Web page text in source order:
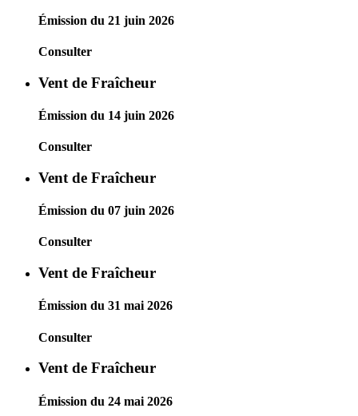
Émission du 21 juin 2026
Consulter
Vent de Fraîcheur
Émission du 14 juin 2026
Consulter
Vent de Fraîcheur
Émission du 07 juin 2026
Consulter
Vent de Fraîcheur
Émission du 31 mai 2026
Consulter
Vent de Fraîcheur
Émission du 24 mai 2026